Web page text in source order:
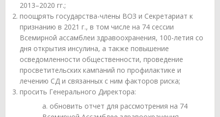
2013–2020 гг.;
поощрять государства-члены ВОЗ и Секретариат к
признанию в 2021 г., в том числе на 74 сессии
Всемирной ассамблеи здравоохранения, 100-летия со
дня открытия инсулина, а также повышение
осведомленности общественности, проведение
просветительских кампаний по профилактике и
лечению СД и связанных с ним факторов риска;
просить Генерального Директора:
а. обновить отчет для рассмотрения на 74